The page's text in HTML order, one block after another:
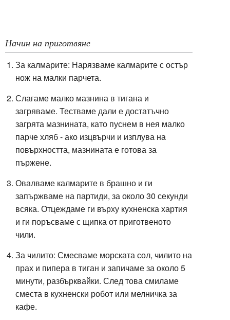
Начин на приготвяне
За калмарите: Нарязваме калмарите с остър
нож на малки парчета.
Слагаме малко мазнина в тигана и
загряваме. Тестваме дали е достатъчно
загрята мазнината, като пуснем в нея малко
парче хляб - ако изцвърчи и изплува на
повърхността, мазнината е готова за
пържене.
Овалваме калмарите в брашно и ги
запържваме на партиди, за около 30 секунди
всяка. Отцеждаме ги върху кухненска хартия
и ги поръсваме с щипка от приготвеното
чили.
За чилито: Смесваме морската сол, чилито на
прах и пипера в тиган и запичаме за около 5
минути, разбърквайки. След това смиламе
сместа в кухненски робот или мелничка за
кафе.